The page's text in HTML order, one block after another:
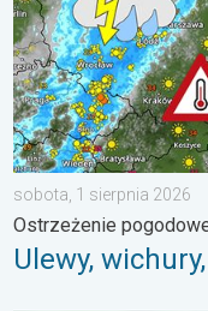
sobota, 1 sierpnia 2026
Ostrzeżenie
Ulewy,